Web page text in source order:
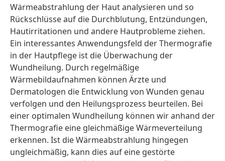
Wärmeabstrahlung der Haut analysieren und so
Rückschlüsse auf die Durchblutung, Entzündungen,
Hautirritationen und andere Hautprobleme ziehen.
Ein interessantes Anwendungsfeld der Thermografie
in der Hautpflege ist die Überwachung der
Wundheilung. Durch regelmäßige
Wärmebildaufnahmen können Ärzte und
Dermatologen die Entwicklung von Wunden genau
verfolgen und den Heilungsprozess beurteilen. Bei
einer optimalen Wundheilung können wir anhand der
Thermografie eine gleichmäßige Wärmeverteilung
erkennen. Ist die Wärmeabstrahlung hingegen
ungleichmäßig, kann dies auf eine gestörte